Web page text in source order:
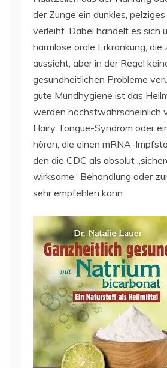
der Zunge ein dunkles,
verleiht. Dabei handelt es sich
harmlose orale Erkrankung,
aussieht, aber in der Regel
gesundheitlichen Probleme
gute Mundhygiene ist das
werden höchstwahrscheinlich
Hairy Tongue-Syndrom oder
hören, die einen mRNA-
den die CDC als absolut
wirksame“ Behandlung oder
sehr empfehlen kann.